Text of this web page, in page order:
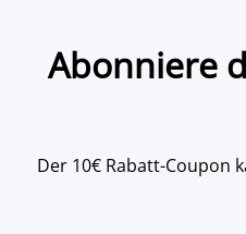
Abonniere
Der 10€ Rabatt-Coupon